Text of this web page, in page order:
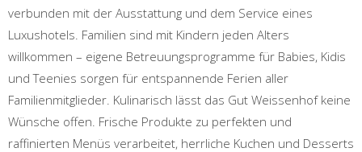
verbunden mit der Ausstattung und dem Service eines
Luxushotels. Familien sind mit Kindern jeden Alters
willkommen – eigene Betreuungsprogramme für Babies, Kidis
und Teenies sorgen für entspannende Ferien aller
Familienmitglieder. Kulinarisch lässt das Gut Weissenhof keine
Wünsche offen. Frische Produkte zu perfekten und
raffinierten Menüs verarbeitet, herrliche Kuchen und Desserts